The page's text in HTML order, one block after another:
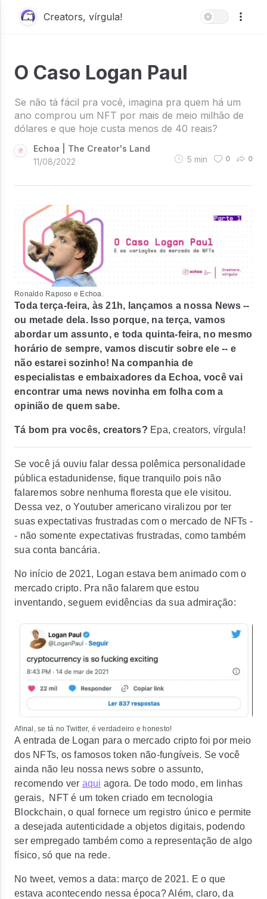
Creators, vírgula!
O Caso Logan Paul
Se não tá fácil pra você, imagina pra quem há um
ano comprou um NFT por mais de meio milhão de
dólares e que hoje custa menos de 40 reais?
Echoa | The Creator's Land
11/08/2022
5 min 0 0
Ronaldo Raposo e Echoa.
Toda terça-feira, às 21h, lançamos a nossa News --
ou metade dela. Isso porque, na terça, vamos
abordar um assunto, e toda quinta-feira, no mesmo
horário de sempre, vamos discutir sobre ele -- e
não estarei sozinho! Na companhia de
especialistas e embaixadores da Echoa, você vai
encontrar uma news novinha em folha com a
opinião de quem sabe.
Tá bom pra vocês, creators? Epa, creators, vírgula!
Se você já ouviu falar dessa polêmica personalidade
pública estadunidense, fique tranquilo pois não
falaremos sobre nenhuma floresta que ele visitou.
Dessa vez, o Youtuber americano viralizou por ter
suas expectativas frustradas com o mercado de NFTs -
- não somente expectativas frustradas, como também
sua conta bancária.
No início de 2021, Logan estava bem animado com o
mercado cripto. Pra não falarem que estou
inventando, seguem evidências da sua admiração:
Afinal, se tá no Twitter, é verdadeiro e honesto!
A entrada de Logan para o mercado cripto foi por meio
dos NFTs, os famosos token não-fungíveis. Se você
ainda não leu nossa news sobre o assunto,
recomendo ver aqui agora. De todo modo, em linhas
gerais, NFT é um token criado em tecnologia
Blockchain, o qual fornece um registro único e permite
a desejada autenticidade a objetos digitais, podendo
ser empregado também como a representação de algo
físico, só que na rede.
No tweet, vemos a data: março de 2021. E o que
estava acontecendo nessa época? Além, claro, da